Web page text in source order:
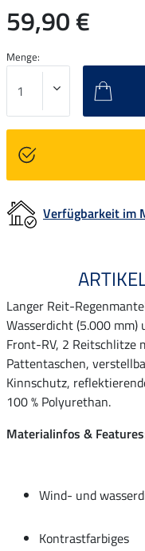
59,90 €
Menge:
Verfügbarkeit im
Langer Reit-
Wasserdicht (5.000
Front-RV, 2 Reitschlitze
Pattentaschen,
Kinnschutz,
100 % Polyurethan.
Materialinfos &
Wind- und
Kontrastfarbiges